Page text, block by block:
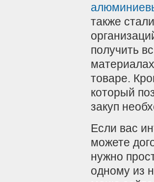
также
получить
товаре.
который
закуп
Если вас
можете
нужно
одному из